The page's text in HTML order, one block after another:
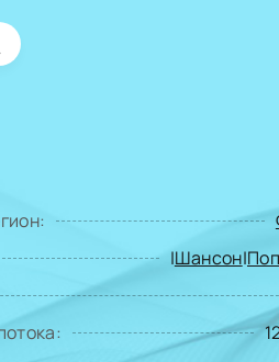
|Шансон|